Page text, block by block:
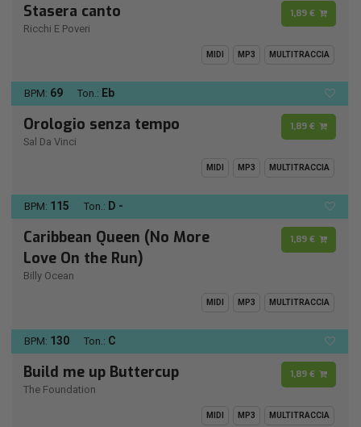
Stasera canto
Ricchi E Poveri
1,89 €
MIDI MP3 MULTITRACCIA
BPM: 69 Ton.: Eb
Orologio senza tempo
Sal Da Vinci
1,89 €
MIDI MP3 MULTITRACCIA
BPM: 115 Ton.: D -
Caribbean Queen (No More
Love On the Run)
Billy Ocean
1,89 €
MIDI MP3 MULTITRACCIA
BPM: 130 Ton.: C
Build me up Buttercup
The Foundation
1,89 €
MIDI MP3 MULTITRACCIA